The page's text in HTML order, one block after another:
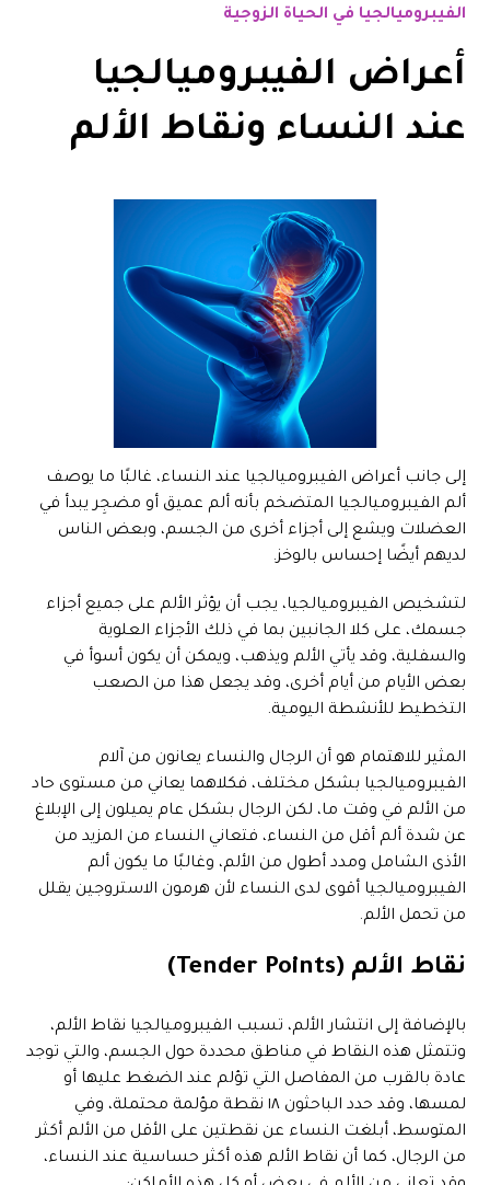
الفيبروميالجيا في الحياة الزوجية
أعراض الفيبروميالجيا
عند النساء ونقاط الألم
إلى جانب أعراض الفيبروميالجيا عند النساء، غالبًا ما يوصف
ألم الفيبروميالجيا المتضخم بأنه ألم عميق أو مضجِر يبدأ في
العضلات ويشع إلى أجزاء أخرى من الجسم، وبعض الناس
لديهم أيضًا إحساس بالوخز.
لتشخيص الفيبروميالجيا، يجب أن يؤثر الألم على جميع أجزاء
جسمك، على كلا الجانبين بما في ذلك الأجزاء العلوية
والسفلية، وقد يأتي الألم ويذهب، ويمكن أن يكون أسوأ في
بعض الأيام من أيام أخرى، وقد يجعل هذا من الصعب
التخطيط للأنشطة اليومية.
المثير للاهتمام هو أن الرجال والنساء يعانون من آلام
الفيبروميالجيا بشكل مختلف، فكلاهما يعاني من مستوى حاد
من الألم في وقت ما، لكن الرجال بشكل عام يميلون إلى الإبلاغ
عن شدة ألم أقل من النساء، فتعاني النساء من المزيد من
الأذى الشامل ومدد أطول من الألم، وغالبًا ما يكون ألم
الفيبروميالجيا أقوى لدى النساء لأن هرمون الاستروجين يقلل
من تحمل الألم.
نقاط الألم (Tender Points)
بالإضافة إلى انتشار الألم، تسبب الفيبروميالجيا نقاط الألم،
وتتمثل هذه النقاط في مناطق محددة حول الجسم، والتي توجد
عادة بالقرب من المفاصل التي تؤلم عند الضغط عليها أو
لمسها، وقد حدد الباحثون ١٨ نقطة مؤلمة محتملة، وفي
المتوسط، أبلغت النساء عن نقطتين على الأقل من الألم أكثر
من الرجال، كما أن نقاط الألم هذه أكثر حساسية عند النساء،